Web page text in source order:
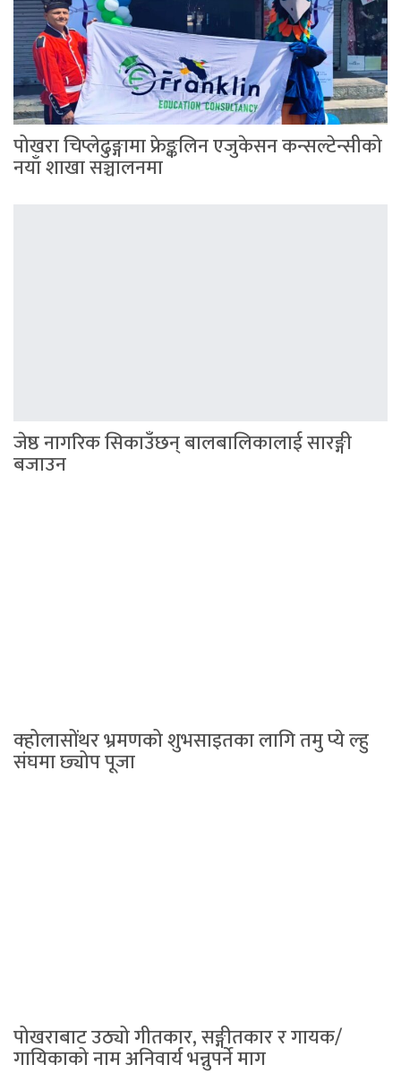
पोखरा चिप्लेढुङ्गामा फ्रेङ्कलिन एजुकेसन कन्सल्टेन्सीको
नयाँ शाखा सञ्चालनमा
जेष्ठ नागरिक सिकाउँछन् बालबालिकालाई सारङ्गी
बजाउन
क्होलासोंथर भ्रमणको शुभसाइतका लागि तमु प्ये ल्हु
संघमा छ्योप पूजा
पोखराबाट उठ्यो गीतकार, सङ्गीतकार र गायक/
गायिकाको नाम अनिवार्य भन्नुपर्ने माग